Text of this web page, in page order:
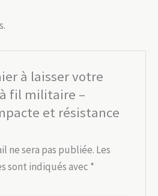
à laisser votre
fil militaire –
et résistance
ne sera pas publiée. Les
sont indiqués avec *